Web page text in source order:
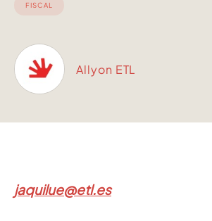
FISCAL
Allyon ETL
jaquilue@etl.es